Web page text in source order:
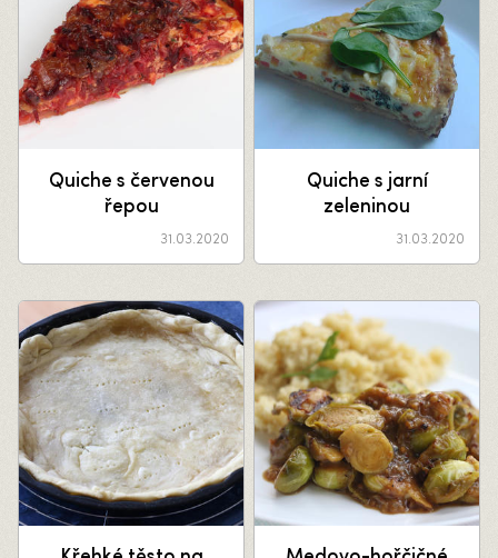
Quiche s červenou
řepou
31.03.2020
Quiche s jarní
zeleninou
31.03.2020